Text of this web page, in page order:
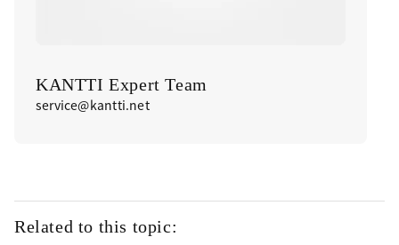
KANTTI Expert Team
service@kantti.net
Related to this topic: